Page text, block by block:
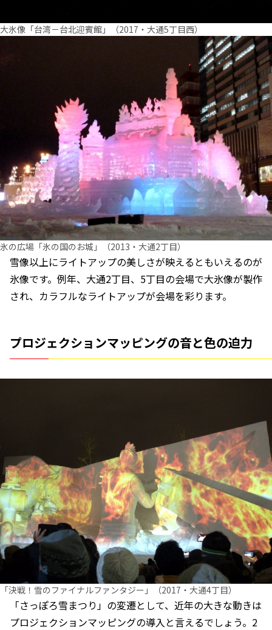
大氷像「台湾－台北迎賓館」（2017・大通5丁目西）
氷の広場「氷の国のお城」（2013・大通2丁目）
雪像以上にライトアップの美しさが映えるともいえるのが
氷像です。例年、大通2丁目、5丁目の会場で大氷像が製作
され、カラフルなライトアップが会場を彩ります。
プロジェクションマッピングの音と色の迫力
「決戦！雪のファイナルファンタジー」（2017・大通4丁目）
「さっぽろ雪まつり」の変遷として、近年の大きな動きは
プロジェクションマッピングの導入と言えるでしょう。2